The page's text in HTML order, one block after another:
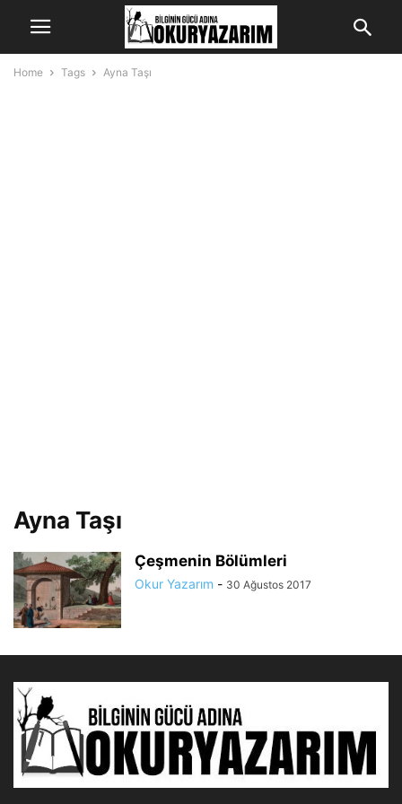
Home Tags Ayna Taşı
Ayna Taşı
Çeşmenin Bölümleri
Okur Yazarım - 30 Ağustos 2017